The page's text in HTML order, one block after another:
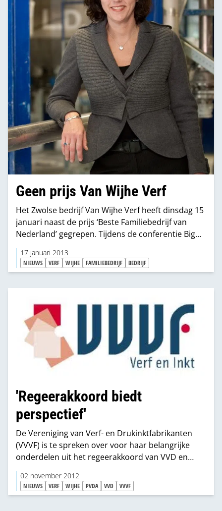
Geen prijs Van Wijhe Verf
Het Zwolse bedrijf Van Wijhe Verf heeft dinsdag 15
januari naast de prijs ‘Beste Familiebedrijf van
Nederland’ gegrepen. Tijdens de conferentie Big
Improvement Day ging die prijs naar Gassan
Diamonds uit Amsterdam.
17 januari 2013
NIEUWS VERF WIJHE FAMILIEBEDRIJF BEDRIJF
'Regeerakkoord biedt
perspectief'
De Vereniging van Verf- en Drukinktfabrikanten
(VVVF) is te spreken over voor haar belangrijke
onderdelen uit het regeerakkoord van VVD en
PvdA.
02 november 2012
NIEUWS VERF WIJHE PVDA VVD VVVF